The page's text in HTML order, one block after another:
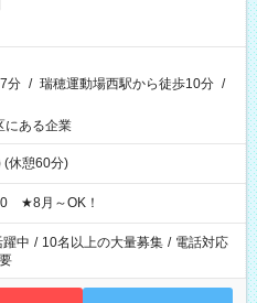
分 / 瑞穂運動場西駅から徒歩10分 /
にある企業
(休憩60分)
★8月～OK！
中 / 10名以上の大量募集 / 電話対応